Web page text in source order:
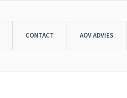
CONTACT AOV ADVIES